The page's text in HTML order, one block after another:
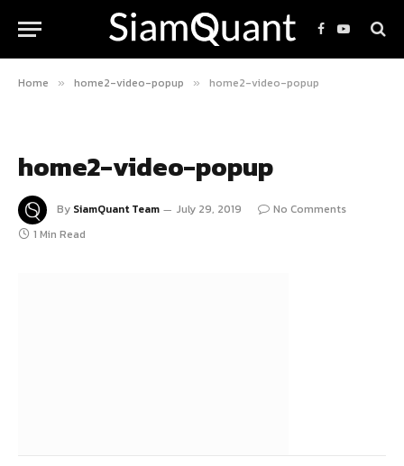
Facebook
YouTube
Home » home2-video-popup » home2-video-popup
home2-video-popup
By SiamQuant Team July 29, 2019
No Comments
1 Min Read